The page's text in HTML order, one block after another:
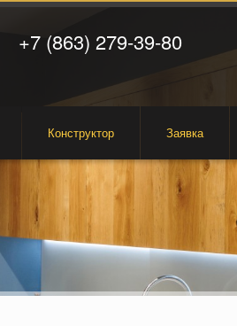
+7 (863) 279-39-80
Конструктор Заявка